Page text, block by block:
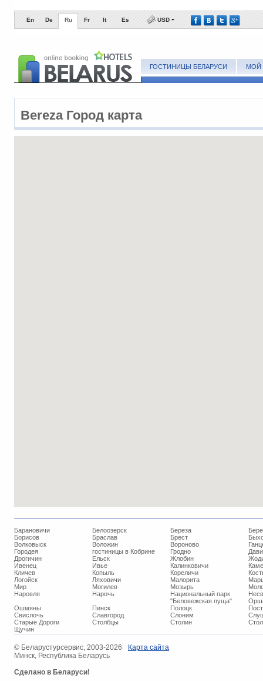
En De Ru Fr It Es USD
ГОСТИНИЦЫ БЕЛАРУСИ МОЙ
Bereza Город карта
Барановичи Белоозерск Береза
Борисов
Браслав Брест
Волковыск
Воложин Вороново
Городея
гостиницы в Кобрине Гродно
Дрогичин
Ельск Жлобин
Ивенец
Ивье Калинковичи
Кличев
Копыль Кореличи
Логойск
Ляховичи Малорита
Мир
Могилев Мозырь
Наровля
Нарочь
Национальный парк
"Беловежская пуща"
Ошмяны
Пинск Полоцк
Свислочь
Славгород Слоним
Старые Дороги
Столбцы Столин
Щучин
© ​Беларустурсервис, 2003-2026
Минск, Республика Беларусь
Сделано в Беларуси!
Карта сайта